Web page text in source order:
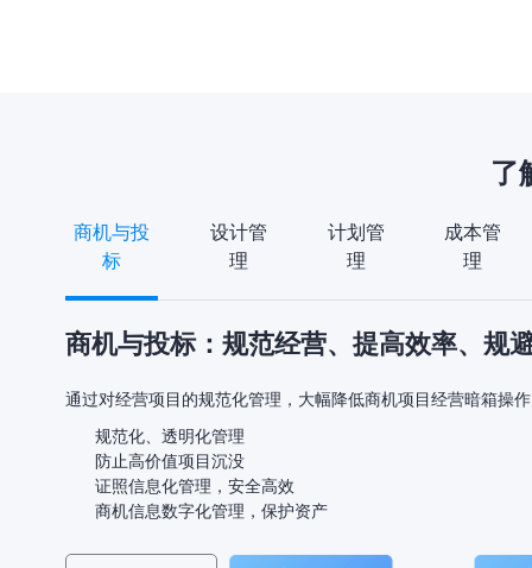
了
商机与投
标
设计管
理
计划管
理
成本管
理
商机与投标：规范经营、提高效率、规
通过对经营项目的规范化管理，大幅降低商机项目经营暗箱操
规范化、透明化管理
防止高价值项目沉没
证照信息化管理，安全高效
商机信息数字化管理，保护资产